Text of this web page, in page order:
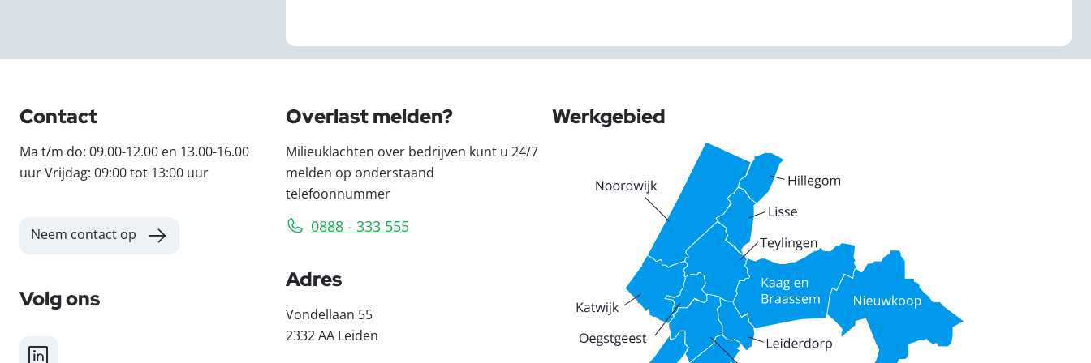
Contact
Ma t/m do: 09.00-12.00 en 13.00-16.00
uur Vrijdag: 09:00 tot 13:00 uur
Neem contact op
Volg ons
LinkedIn
Overlast melden?
Milieuklachten over bedrijven kunt u 24/7
melden op onderstaand
telefoonnummer
0888 - 333 555
Adres
Vondellaan 55
2332 AA Leiden
Werkgebied